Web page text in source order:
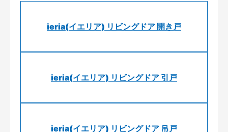
ieria(イエリア) リビングドア 開き戸
ieria(イエリア) リビングドア 引戸
ieria(イエリア) リビングドア 吊戸